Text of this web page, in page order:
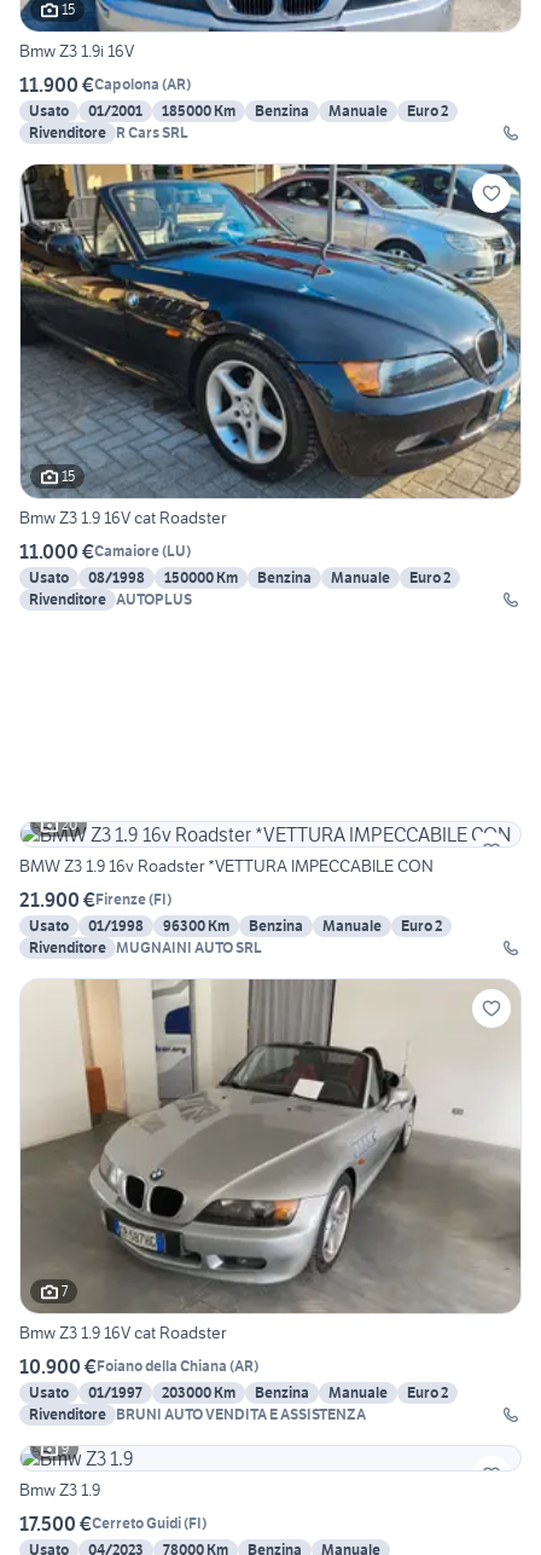
15
Bmw Z3 1.9i 16V
11.900 €Capolona (AR)
Usato
01/2001 185000 Km Benzina Manuale
Euro 2
Rivenditore R Cars SRL
15
Bmw Z3 1.9 16V cat Roadster
11.000 €Camaiore(LU)
Usato
08/1998 150000 Km Benzina Manuale
Euro 2
Rivenditore AUTOPLUS
20
BMW Z3 1.9 16v Roadster *VETTURA IMPECCABILE CON
21.900 €Firenze(FI)
Usato
01/1998 96300 Km Benzina Manuale
Euro 2
Rivenditore MUGNAINI AUTO SRL
7
Bmw Z3 1.9 16V cat Roadster
10.900 €Foiano della Chiana (AR)
Usato
01/1997 203000 Km Benzina Manuale
Euro 2
Rivenditore BRUNI AUTO VENDITA E ASSISTENZA
9
Bmw Z3 1.9
17.500 €Cerreto Guidi(FI)
Usato
04/2023 78000 Km Benzina
Manuale